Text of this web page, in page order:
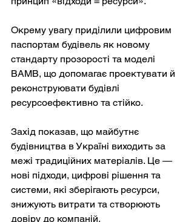
Окрему увагу приділили цифровим
паспортам будівель як новому
стандарту прозорості та моделі
BAMB, що допомагає проектувати й
реконструювати будівлі
ресурсоефективно та стійко.
Захід показав, що майбутнє
будівництва в Україні виходить за
межі традиційних матеріалів. Це —
нові підходи, цифрові рішення та
системи, які зберігають ресурси,
знижують витрати та створюють
довіру до компаній.